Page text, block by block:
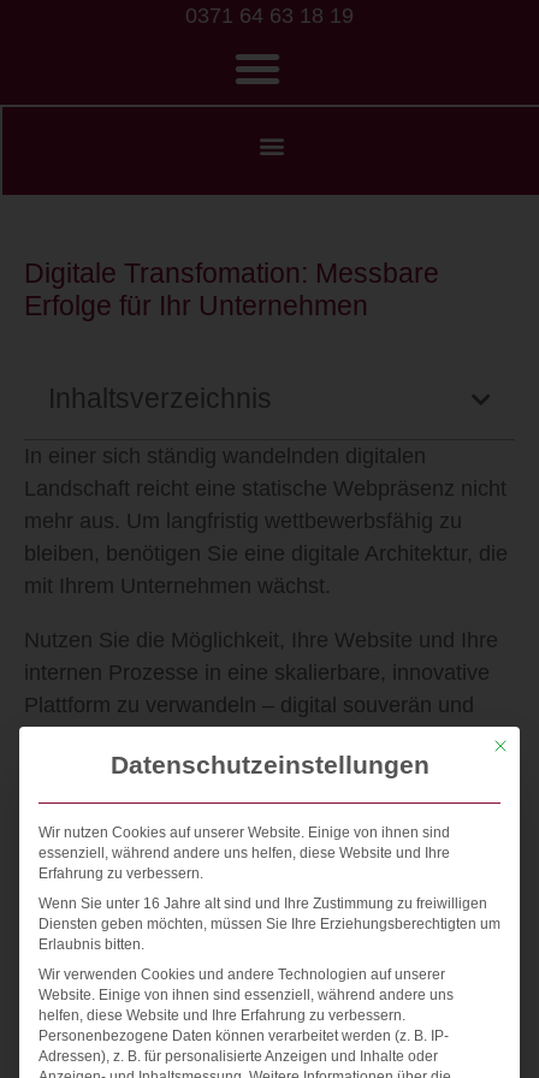
0371 64 63 18 19
Digitale Transfomation: Messbare
Erfolge für Ihr Unternehmen
Inhaltsverzeichnis
In einer sich ständig wandelnden digitalen
Landschaft reicht eine statische Webpräsenz nicht
mehr aus. Um langfristig wettbewerbsfähig zu
bleiben, benötigen Sie eine digitale Architektur, die
mit Ihrem Unternehmen wächst.
Nutzen Sie die Möglichkeit, Ihre Website und Ihre
internen Prozesse in eine skalierbare, innovative
Plattform zu verwandeln – digital souverän und
Wir transformieren Ihren bestehenden Online-
Auftritt in ein modulares System. Dieses ist nicht
neue Technologien wie KI nahtlos zu integrieren..
KI & Automatisierung
Durch die Implementierung intelligenter Abläufe
und Prozesse reduzieren wir Ihre operativen
Kosten und setzen Ressourcen für Ihre
Mit
Datenschutzeinstellungen
Wir nutzen Cookies auf unserer Website. Einige von ihnen sind
essenziell, während andere uns helfen, diese Website und Ihre
Erfahrung zu verbessern.
Wenn Sie unter 16 Jahre alt sind und Ihre Zustimmung zu freiwilligen
Diensten geben möchten, müssen Sie Ihre Erziehungsberechtigten um
Erlaubnis bitten.
Wir verwenden Cookies und andere Technologien auf unserer
Website. Einige von ihnen sind essenziell, während andere uns
helfen, diese Website und Ihre Erfahrung zu verbessern.
Personenbezogene Daten können verarbeitet werden (z. B. IP-
Adressen), z. B. für personalisierte Anzeigen und Inhalte oder